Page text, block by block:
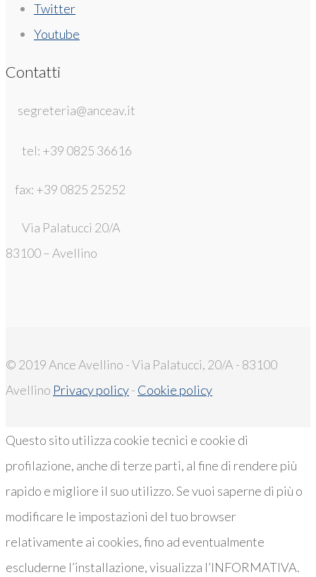
Twitter
Youtube
Contatti
segreteria@anceav.it
tel: +39 0825 36616
fax: +39 0825 25252
Via Palatucci 20/A
83100 – Avellino
© 2019 Ance Avellino - Via Palatucci, 20/A - 83100
Avellino Privacy policy- Cookie policy
Questo sito utilizza cookie tecnici e cookie di
profilazione, anche di terze parti, al fine di rendere più
rapido e migliore il suo utilizzo. Se vuoi saperne di più o
modificare le impostazioni del tuo browser
relativamente ai cookies, fino ad eventualmente
escluderne l’installazione, visualizza l’INFORMATIVA.